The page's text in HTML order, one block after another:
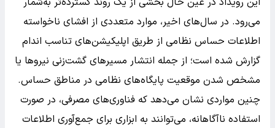
می‌رود. در سال‌های اخیر، موارد متعددی از افشای ناخواسته
اطلاعات حساس نظامی از طریق اپلیکیشن‌های تناسب اندام
گزارش شده است؛ از جمله انتشار مسیرهای گشت‌زنی نیروها یا
مشخص شدن موقعیت پایگاه‌های نظامی در مناطق حساس.
چنین مواردی نشان می‌دهد که فناوری‌های مصرفی، در صورت
استفاده ناآگاهانه، می‌توانند به ابزاری برای جمع‌آوری اطلاعات